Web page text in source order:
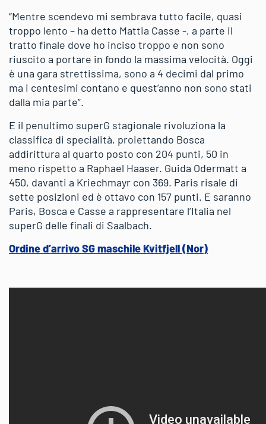
“Mentre scendevo mi sembrava tutto facile, quasi
troppo lento – ha detto Mattia Casse -, a parte il
tratto finale dove ho inciso troppo e non sono
riuscito a portare in fondo la massima velocità. Oggi
è una gara strettissima, sono a 4 decimi dal primo
ma i centesimi contano e quest’anno non sono stati
dalla mia parte”.
E il penultimo superG stagionale rivoluziona la
classifica di specialità, proiettando Bosca
addirittura al quarto posto con 204 punti, 50 in
meno rispetto a Raphael Haaser. Guida Odermatt a
450, davanti a Kriechmayr con 369. Paris risale di
sette posizioni ed è ottavo con 157 punti. E saranno
Paris, Bosca e Casse a rappresentare l’Italia nel
superG delle finali di Saalbach.
Ordine d’arrivo SG maschile Kvitfjell (Nor)